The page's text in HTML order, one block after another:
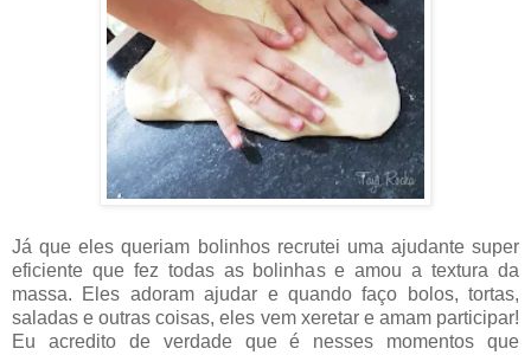
Já que eles queriam bolinhos recrutei uma ajudante super
eficiente que fez todas as bolinhas e amou a textura da
massa. Eles adoram ajudar e quando faço bolos, tortas,
saladas e outras coisas, eles vem xeretar e amam participar!
Eu acredito de verdade que é nesses momentos que